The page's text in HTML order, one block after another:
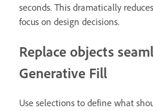
seconds. This dramatically
focus on design decisions.
Replace objects
Generative Fill
Use selections to define what